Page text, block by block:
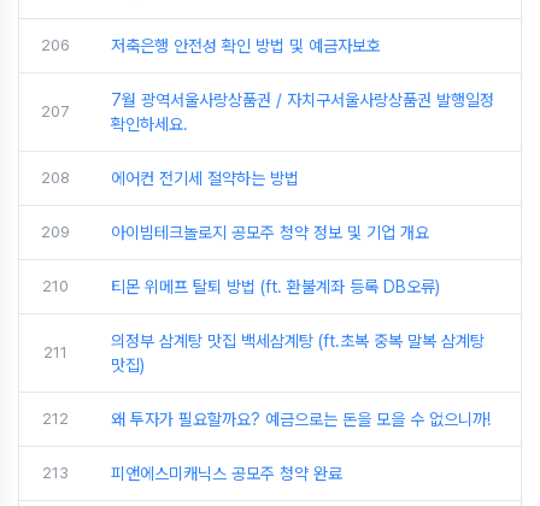
206 저축은행 안전성 확인 방법 및 예금자보호
207
7월 광역서울사랑상품권 / 자치구서울사랑상품권 발행일정
확인하세요.
208 에어컨 전기세 절약하는 방법
209 아이빔테크놀로지 공모주 청약 정보 및 기업 개요
210 티몬 위메프 탈퇴 방법 (ft. 환불계좌 등록 DB오류)
211
의정부 삼계탕 맛집 백세삼계탕 (ft.초복 중복 말복 삼계탕
맛집)
212 왜 투자가 필요할까요? 예금으로는 돈을 모을 수 없으니까!
213 피앤에스미캐닉스 공모주 청약 완료